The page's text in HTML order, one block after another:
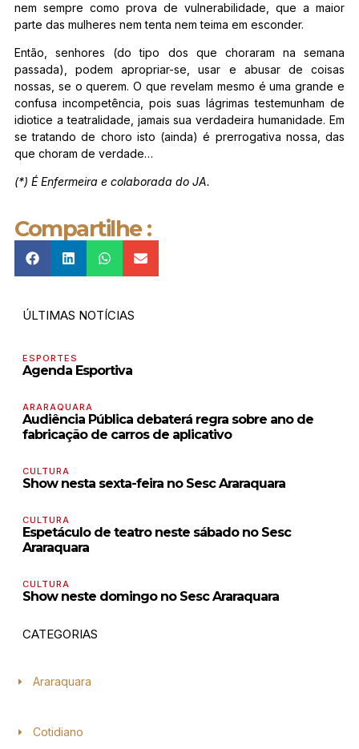
nem sempre como prova de vulnerabilidade, que a maior
parte das mulheres nem tenta nem teima em esconder.
Então, senhores (do tipo dos que choraram na semana
passada), podem apropriar-se, usar e abusar de coisas
nossas, se o querem. O que revelam mesmo é uma grande e
confusa incompetência, pois suas lágrimas testemunham de
idiotice a teatralidade, jamais sua verdadeira humanidade. Em
se tratando de choro isto (ainda) é prerrogativa nossa, das
que choram de verdade…
(*) É Enfermeira e colaborada do JA.
Compartilhe :
ÚLTIMAS NOTÍCIAS
ESPORTES
Agenda Esportiva
ARARAQUARA
Audiência Pública debaterá regra sobre ano de
fabricação de carros de aplicativo
CULTURA
Show nesta sexta-feira no Sesc Araraquara
CULTURA
Espetáculo de teatro neste sábado no Sesc
Araraquara
CULTURA
Show neste domingo no Sesc Araraquara
CATEGORIAS
Araraquara
Cotidiano